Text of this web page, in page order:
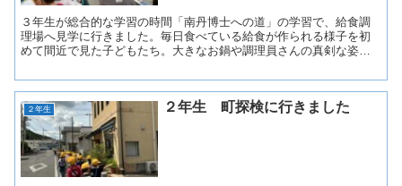
３年生が総合的な学習の時間「南丹博士への道」の学習で、給食調
理場へ見学に行きました。毎日食べている給食が作られる様子を初
めて間近で見た子どもたち。大きなお鍋や調理員さんの真剣な姿に
２年生 ２年生 町探検に行きました